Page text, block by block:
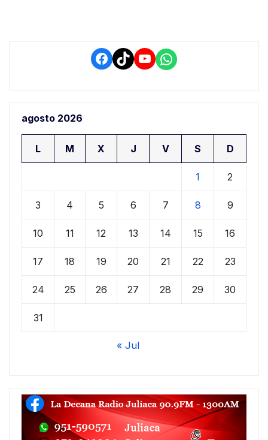
Facebook
TikTokYouTube
WhatsApp
agosto 2026
L M X J V S D
1 2
3 4 5 6 7 8 9
10 11 12 13 14 15 16
17 18 19 20 21 22 23
24 25 26 27 28 29 30
31
« Jul